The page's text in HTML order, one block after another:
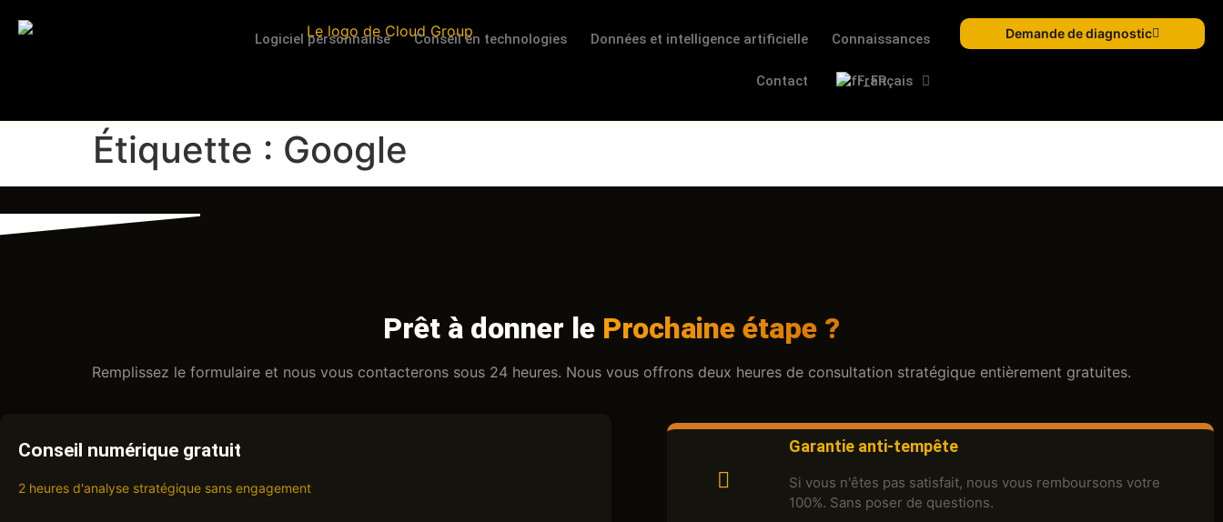
principal
Logiciel personnalisé Conseil en technologies Données et intelligence artificielle Connaissances
Contact Français
Demande de diagnostic
Étiquette : Google
Prêt à donner le Prochaine étape ?
Remplissez le formulaire et nous vous contacterons sous 24 heures. Nous vous offrons deux heures de consultation stratégique entièrement gratuites.
Conseil numérique gratuit
2 heures d'analyse stratégique sans engagement
Garantie anti-tempête
Si vous n'êtes pas satisfait, nous vous remboursons votre
100%. Sans poser de questions.